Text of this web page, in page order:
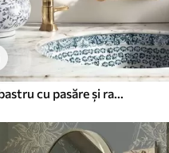
Ornament floral albastru cu pasăre și ramuri